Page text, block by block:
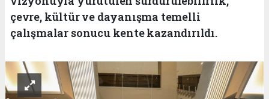
çevre, kültür ve dayanışma temelli
çalışmalar sonucu kente kazandırıldı.